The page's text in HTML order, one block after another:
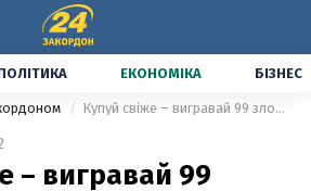
ЕКОНОМІКА БІЗНЕС
Купуй свіже – вигравай 99 злотих: нова акція від Biedronka
– вигравай 99